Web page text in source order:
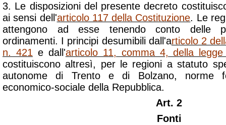
3. Le disposizioni del presente decreto
ai sensi dell'articolo 117 della Costituzione. Le
attengono ad esse tenendo conto delle
ordinamenti. I principi desumibili dall'articolo 2
n. 421 e dall'articolo 11, comma 4, della
costituiscono altresì, per le regioni a statuto
autonome di Trento e di Bolzano, norme
economico-sociale della Repubblica.
Art. 2
Fonti